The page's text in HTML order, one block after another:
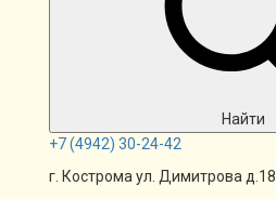
Найти
+7(4942) 30-24-42
г. Кострома ул. Димитрова д.18